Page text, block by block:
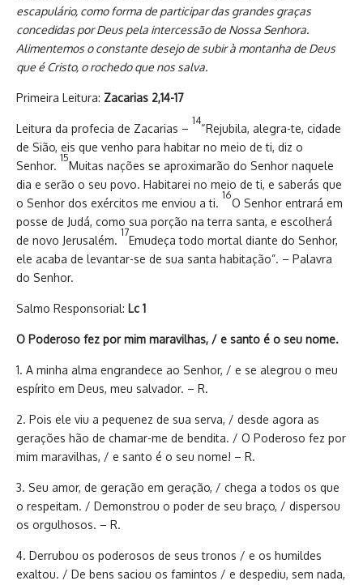
escapulário, como forma de participar das grandes graças
concedidas por Deus pela intercessão de Nossa Senhora.
Alimentemos o constante desejo de subir à montanha de Deus
que é Cristo, o rochedo que nos salva.
Primeira Leitura: Zacarias 2,14-17
Leitura da profecia de Zacarias –
14
“Rejubila, alegra-te, cidade
de Sião, eis que venho para habitar no meio de ti, diz o
Senhor.
15
Muitas nações se aproximarão do Senhor naquele
dia e serão o seu povo. Habitarei no meio de ti, e saberás que
o Senhor dos exércitos me enviou a ti.
16
O Senhor entrará em
posse de Judá, como sua porção na terra santa, e escolherá
de novo Jerusalém.
17
Emudeça todo mortal diante do Senhor,
ele acaba de levantar-se de sua santa habitação”. – Palavra
do Senhor.
Salmo Responsorial: Lc 1
O Poderoso fez por mim maravilhas, / e santo é o seu nome.
1. A minha alma engrandece ao Senhor, / e se alegrou o meu
espírito em Deus, meu salvador. – R.
2. Pois ele viu a pequenez de sua serva, / desde agora as
gerações hão de chamar-me de bendita. / O Poderoso fez por
mim maravilhas, / e santo é o seu nome! – R.
3. Seu amor, de geração em geração, / chega a todos os que
o respeitam. / Demonstrou o poder de seu braço, / dispersou
os orgulhosos. – R.
4. Derrubou os poderosos de seus tronos / e os humildes
exaltou. / De bens saciou os famintos / e despediu, sem nada,